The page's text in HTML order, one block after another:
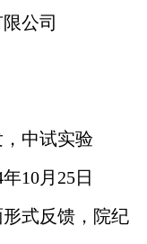
公司
中试实验
10月25日
式反馈，院纪